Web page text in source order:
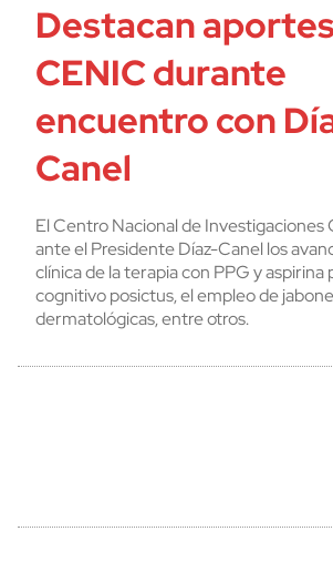
Destacan
CENIC durante
encuentro con
Canel
El Centro Nacional de Investigaciones
ante el Presidente Díaz-Canel los
clínica de la terapia con PPG y
cognitivo posictus, el empleo de
dermatológicas, entre otros.